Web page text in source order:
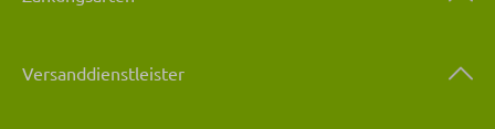
Versanddienstleister